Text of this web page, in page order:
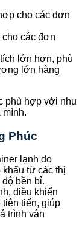
cho các đơn
các đơn
lớn hơn, phù
lớn hàng
phù hợp với nhu
mình.
Phúc
lạnh do
từ các thị
bền bỉ.
điều khiển
tiến, giúp
trình vận